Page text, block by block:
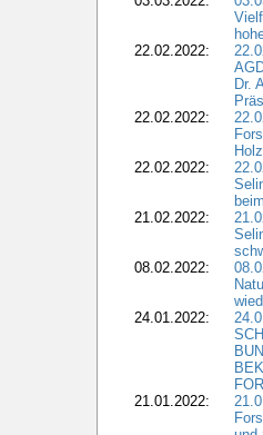
22.02.2022:
Dr.
22.02.2022:
22.02.2022:
21.02.2022:
08.02.2022:
24.01.2022:
21.01.2022: